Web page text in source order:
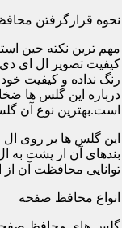
نحوه قرارگرفتن
مهم ترین نکته حین
کیفیت تصویر ال ای
رنگ نداده و کیفیت
درباره این گلس ها
است.بهترین نوع آن گلس های
این گلس ها بر روی ال
بندهای آن از پشت به
توانایی محافظت آن
انواع محافظ صفحه